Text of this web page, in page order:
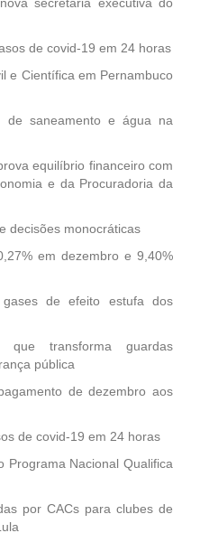
de covid-19 em 24 horas
e Científica em Pernambuco
de saneamento e água na
equilíbrio financeiro com
e da Procuradoria da
decisões monocráticas
em dezembro e 9,40%
de efeito estufa dos
que transforma guardas
pública
de dezembro aos
de covid-19 em 24 horas
Programa Nacional Qualifica
por CACs para clubes de